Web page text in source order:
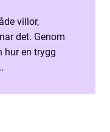
villor,
det. Genom
hur en trygg